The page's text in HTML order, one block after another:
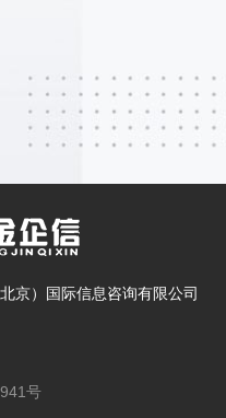
京）国际信息咨询有限公司
号